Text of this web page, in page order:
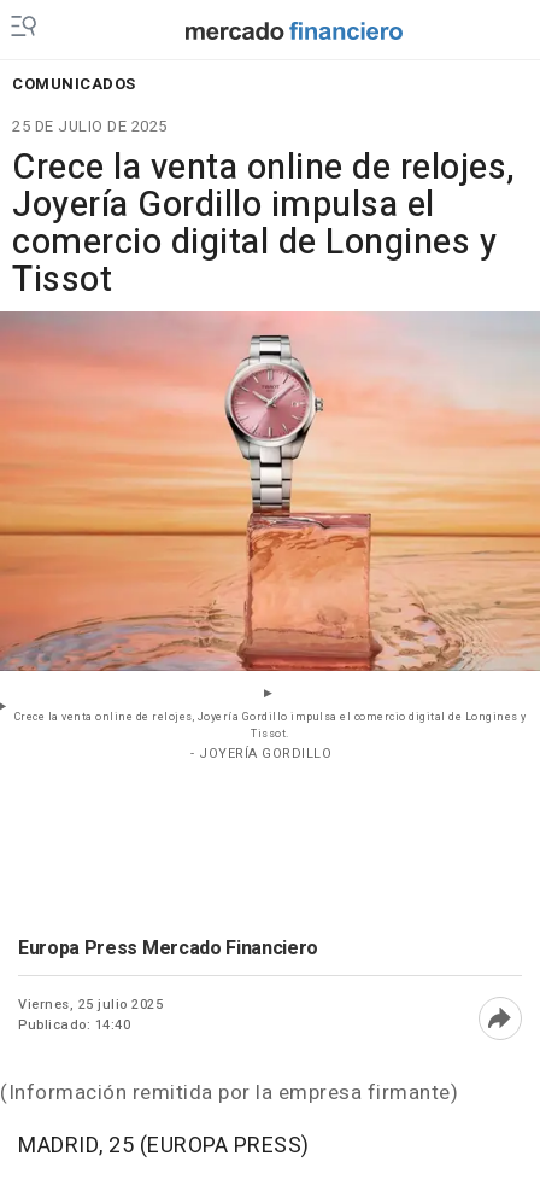
COMUNICADOS
25 DE JULIO DE 2025
Crece la venta online de relojes,
Joyería Gordillo impulsa el
comercio digital de Longines y
Tissot
Crece la venta online de relojes, Joyería Gordillo impulsa el comercio digital de Longines y
Tissot.
- JOYERÍA GORDILLO
Europa Press Mercado Financiero
Viernes, 25 julio 2025
Publicado: 14:40
(Información remitida por la empresa firmante)
MADRID, 25 (EUROPA PRESS)